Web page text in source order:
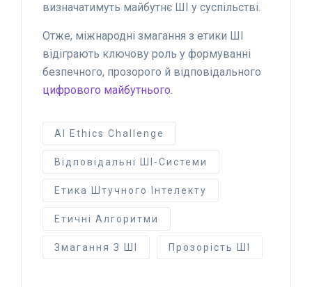
визначатимуть майбутнє ШІ у суспільстві.
Отже, міжнародні змагання з етики ШІ
відіграють ключову роль у формуванні
безпечного, прозорого й відповідального
цифрового майбутнього.
AI Ethics Challenge
Відповідальні ШІ-Системи
Етика Штучного Інтелекту
Етичні Алгоритми
Змагання З ШІ Прозорість ШІ